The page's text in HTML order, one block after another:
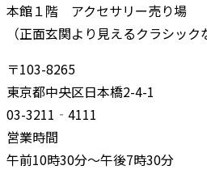
本館１階 アクセサリー売り場
（正面玄関より見えるクラシック
〒103-8265
東京都中央区日本橋2-4-1
03-3211‐4111
営業時間
午前10時30分～午後7時30分